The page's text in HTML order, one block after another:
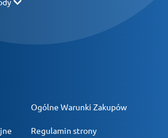
Ogólne Warunki Zakupów
Regulamin strony